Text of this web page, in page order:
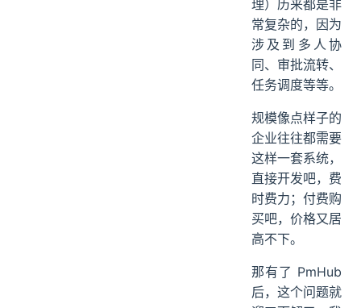
Management
，业务流程管
理）历来都是非
常复杂的，因为
涉及到多人协
同、审批流转、
任务调度等等。
规模像点样子的
企业往往都需要
这样一套系统，
直接开发吧，费
时费力；付费购
买吧，价格又居
高不下。